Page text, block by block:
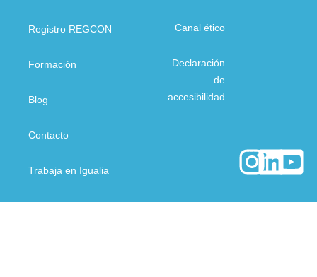
Registro REGCON
Formación
Blog
Contacto
Trabaja en Igualia
Canal ético
Declaración
de
accesibilidad